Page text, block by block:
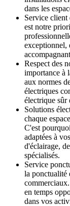
dans les
Service client
est notre
exceptionnel,
Respect des
importance à
aux normes
électriques
électrique sûr
Solutions
chaque
C'est
adaptées à
d'éclairage,
spécialisés.
Service
la ponctualité
en temps
dans vos